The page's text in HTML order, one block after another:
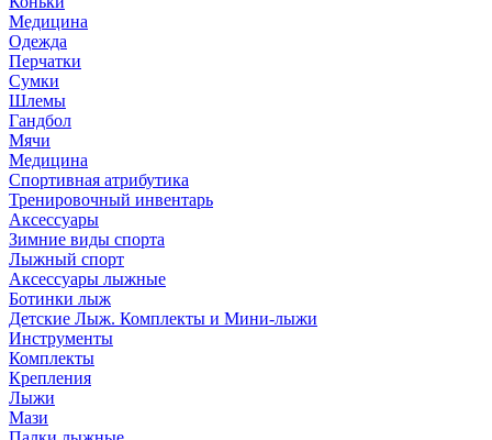
Медицина
Одежда
Перчатки
Сумки
Шлемы
Гандбол
Мячи
Медицина
Спортивная атрибутика
Тренировочный инвентарь
Аксессуары
Зимние виды спорта
Лыжный спорт
Аксессуары лыжные
Ботинки лыж
Детские Лыж. Комплекты и Мини-лыжи
Инструменты
Комплекты
Крепления
Лыжи
Мази